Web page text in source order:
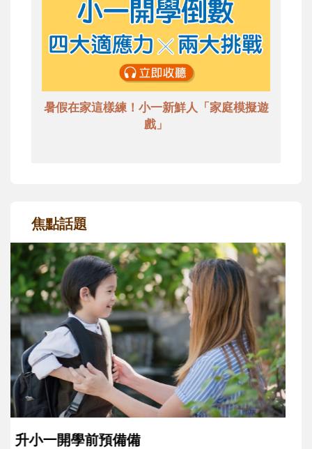
暑假在家這樣練！小一新鮮人「家庭模擬遊
戲」
焦點話題
和孩子一起長大的那個男人│讀懂父親的
不同模樣
沒有人天生就擅長當爸爸！男人總是在一次
次「前所未有」的體驗中，跟著孩子一起長
大。從給予安全感的肢體遊戲，到獨立自
主、角色認同及解決問題的能力養成。爸爸
正嘗試用不同的模樣，參與孩子每個重要的